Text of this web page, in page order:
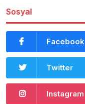
Sosyal
Facebook
Twitter
Instagram